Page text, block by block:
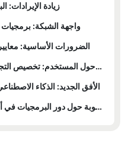
زيادة
واجهة الشبكة: برمجيات
الضرورات الأساسية:
التصميم المتمحور حول المستخدم: تخصيص التجربة من الشبكة إلى المنزل
الأفق الجديد: الذكاء
أسئلة وأجوبة حول دور البرمجيات في أنظمة تخزين الطاقة الحديثة